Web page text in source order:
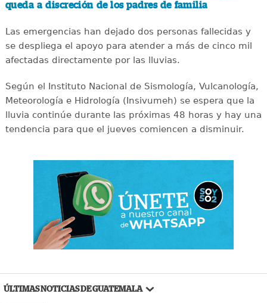
queda a discreción de los padres de familia
Las emergencias han dejado dos personas fallecidas y
se despliega el apoyo para atender a más de cinco mil
afectadas directamente por las lluvias.
Según el Instituto Nacional de Sismología, Vulcanología,
Meteorología e Hidrología (Insivumeh) se espera que la
lluvia continúe durante las próximas 48 horas y hay una
tendencia para que el jueves comiencen a disminuir.
ÚLTIMAS NOTICIAS DE GUATEMALA